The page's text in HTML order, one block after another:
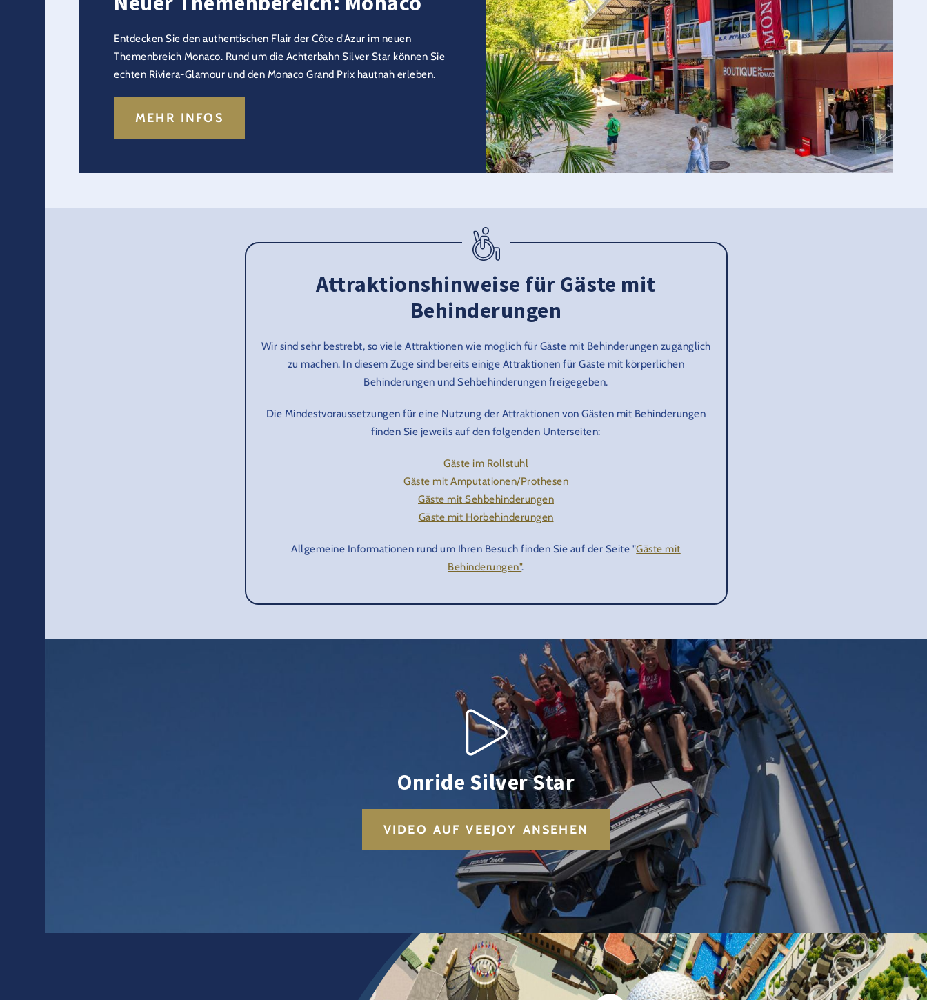
Entdecken Sie den authentischen Flair der Côte d'Azur im neuen
Themenbreich Monaco. Rund um die Achterbahn Silver Star können Sie
echten Riviera-Glamour und den Monaco Grand Prix hautnah erleben.
MEHR INFOS
Attraktionshinweise für Gäste mit
Behinderungen
Wir sind sehr bestrebt, so viele Attraktionen wie möglich für Gäste mit Behinderungen zugänglich
zu machen. In diesem Zuge sind bereits einige Attraktionen für Gäste mit körperlichen
Behinderungen und Sehbehinderungen freigegeben.
Die Mindestvoraussetzungen für eine Nutzung der Attraktionen von Gästen mit Behinderungen
finden Sie jeweils auf den folgenden Unterseiten:
Gäste im Rollstuhl
Gäste mit Amputationen/Prothesen
Gäste mit Sehbehinderungen
Gäste mit Hörbehinderungen
Allgemeine Informationen rund um Ihren Besuch finden Sie auf der Seite "Gäste mit
Behinderungen".
Onride Silver Star
VIDEO AUF VEEJOY ANSEHEN